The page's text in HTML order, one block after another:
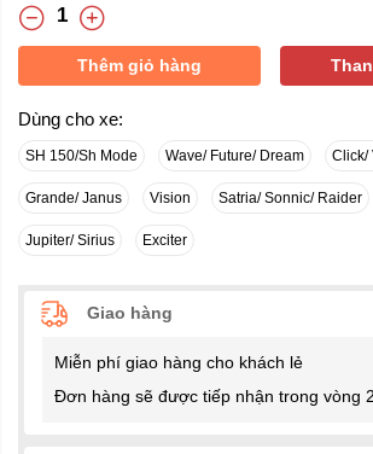
Thêm giỏ hàng
Dùng cho xe:
SH 150/Sh Mode Wave/ Future/ Dream Click/
Grande/ Janus Vision Satria/ Sonnic/ Raider
Jupiter/ Sirius Exciter
Giao hàng
Miễn phí giao hàng cho khách lẻ
Đơn hàng sẽ được tiếp nhận trong vòng